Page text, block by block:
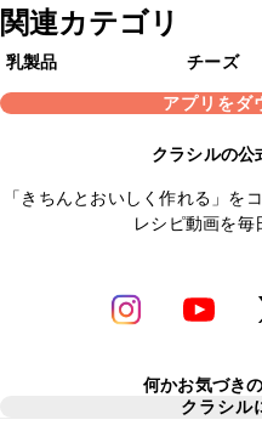
関連カテゴリ
乳製品 チーズ
アプリをダ
クラシルの公
「きちんとおいしく作れる」を
レシピ動画を毎
何かお気づき
クラシル